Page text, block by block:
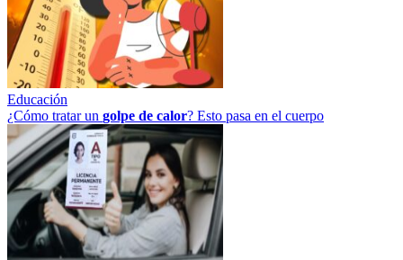
Educación
¿Cómo tratar un golpe de calor? Esto pasa en el cuerpo